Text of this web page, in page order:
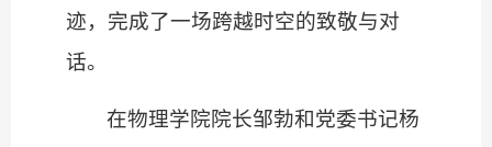
迹，完成了一场跨越时空的致敬与对
话。
在物理学院院长邹勃和党委书记杨